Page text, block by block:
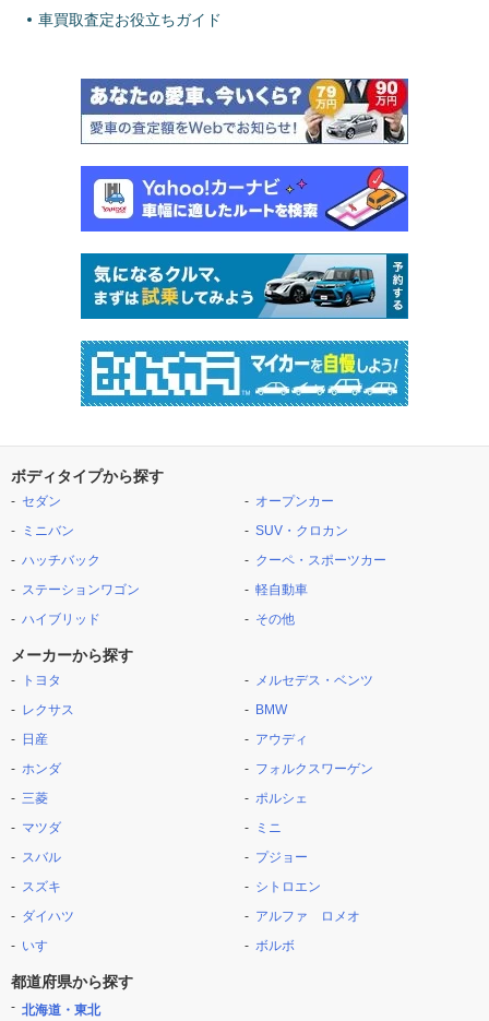
車買取査定お役立ちガイド
ボディタイプから探す
セダン
ミニバン
ハッチバック
ステーションワゴン
ハイブリッド
オープンカー
SUV・クロカン
クーペ・スポーツカー
軽自動車
その他
メーカーから探す
トヨタ
レクサス
日産
ホンダ
三菱
マツダ
スバル
スズキ
ダイハツ
いすゞ
メルセデス・ベンツ
BMW
アウディ
フォルクスワーゲン
ポルシェ
ミニ
プジョー
シトロエン
アルファ ロメオ
ボルボ
都道府県から探す
北海道・東北